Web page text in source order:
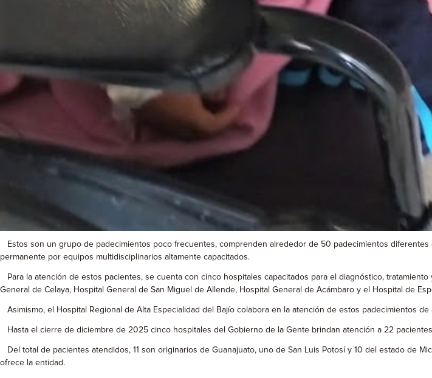
Estos son un grupo de padecimientos poco frecuentes, comprenden alrededor de 50 padecimientos
permanente por equipos multidisciplinarios altamente capacitados.
Para la atención de estos pacientes, se cuenta con cinco hospitales capacitados para el diagnóstico,
General de Celaya, Hospital General de San Miguel de Allende, Hospital General de Acámbaro y el Hospital de
Asimismo, el Hospital Regional de Alta Especialidad del Bajío colabora en la atención de estos padecimientos de
Hasta el cierre de diciembre de 2025 cinco hospitales del Gobierno de la Gente brindan atención a 22
Del total de pacientes atendidos, 11 son originarios de Guanajuato, uno de San Luis Potosí y 10 del estado de
ofrece la entidad.